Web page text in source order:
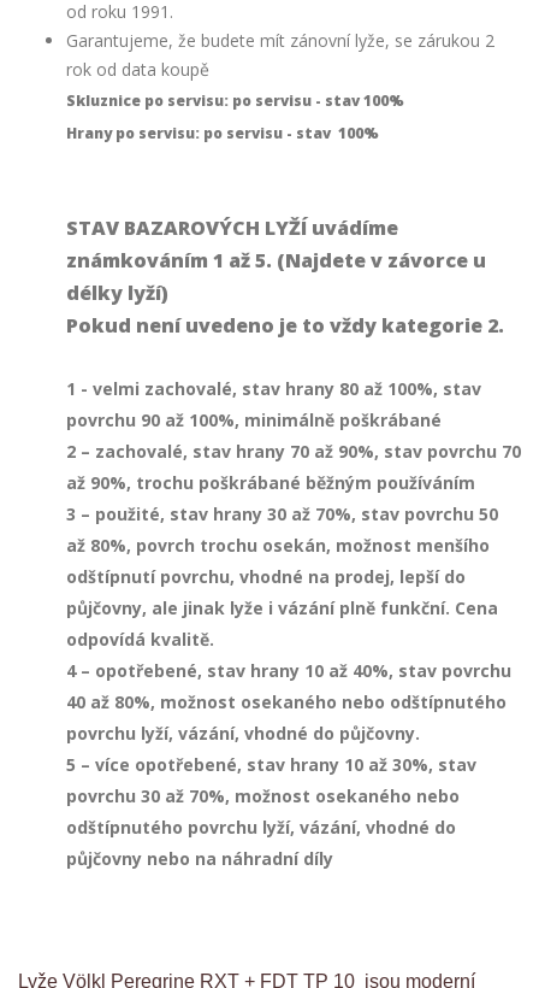
od roku 1991.
Garantujeme, že budete mít zánovní lyže, se zárukou 2
rok od data koupě
Skluznice po servisu: po servisu - stav 100%
Hrany po servisu: po servisu - stav 100%
STAV BAZAROVÝCH LYŽÍ uvádíme
známkováním 1 až 5. (Najdete v závorce u
délky lyží)
Pokud není uvedeno je to vždy kategorie 2.
1 - velmi zachovalé, stav hrany 80 až 100%, stav
povrchu 90 až 100%, minimálně poškrábané
2 – zachovalé, stav hrany 70 až 90%, stav povrchu 70
až 90%, trochu poškrábané běžným používáním
3 – použité, stav hrany 30 až 70%, stav povrchu 50
až 80%, povrch trochu osekán, možnost menšího
odštípnutí povrchu, vhodné na prodej, lepší do
půjčovny, ale jinak lyže i vázání plně funkční. Cena
odpovídá kvalitě.
4 – opotřebené, stav hrany 10 až 40%, stav povrchu
40 až 80%, možnost osekaného nebo odštípnutého
povrchu lyží, vázání, vhodné do půjčovny.
5 – více opotřebené, stav hrany 10 až 30%, stav
povrchu 30 až 70%, možnost osekaného nebo
odštípnutého povrchu lyží, vázání, vhodné do
půjčovny nebo na náhradní díly
Lyže Völkl Peregrine RXT + FDT TP 10 jsou moderní